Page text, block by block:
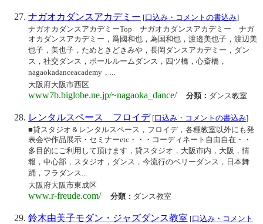
ナガオカダンスアカデミー [口込み・コメントの書込み]
ナガオカダンスアカデミーTop ナガオカダンスアカデミー ナガ
オカダンスアカデミー，爲國和也，為国和也，渡邉美也子，渡辺美
也子，美也子，ためときどきみや，長岡ダンスアカデミー，ダン
ス，社交ダンス，ボールルームダンス，四ツ橋，心斎橋，
nagaokadanceacademy，...
大阪府大阪市西区
www7b.biglobe.ne.jp/~nagaoka_dance/ 分類： ダンス教室
レンタルスペース フロイデ [口込み・コメントの書込み]
■貸スタジオ＆レンタルスペース，フロイデ，各種教室以外にも発
表会や作品展示・セミナーetc・・・コーディネート自由自在・・
多目的にご利用して頂けます，貸スタジオ，大阪市内，大阪，情
報，中心部，スタジオ，ダンス，今流行のベリーダンス，日本舞
踊，フラダンス...
大阪府大阪市東成区
www.r-freude.com/ 分類： ダンス教室
鈴木由美子モダン・ジャズダンス教室 [口込み・コメント